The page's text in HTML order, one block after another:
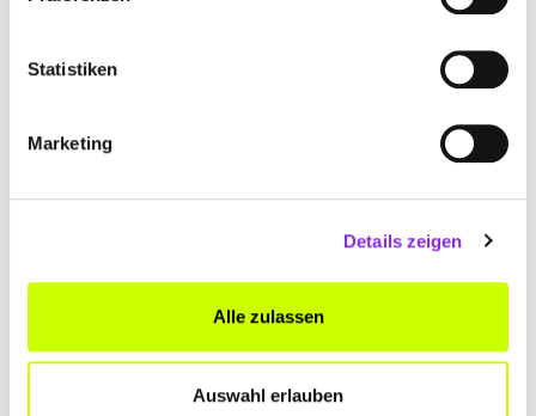
Statistiken
Marketing
Details zeigen
Alle zulassen
Auswahl erlauben
DIRK ETZKORN STUDIO FÜR KREATIVES
WOHNEN
Benzstraße 2 Einfahrt Ecke Benz- Industriestrasse